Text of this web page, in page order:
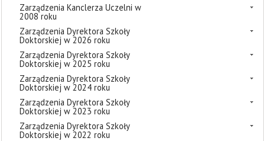
Zarządzenia Kanclerza Uczelni w
2008 roku
Zarządzenia Dyrektora Szkoły
Doktorskiej w 2026 roku
Zarządzenia Dyrektora Szkoły
Doktorskiej w 2025 roku
Zarządzenia Dyrektora Szkoły
Doktorskiej w 2024 roku
Zarządzenia Dyrektora Szkoły
Doktorskiej w 2023 roku
Zarządzenia Dyrektora Szkoły
Doktorskiej w 2022 roku